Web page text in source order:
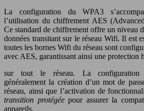
La configuration du WPA3
l’utilisation du chiffrement AES
Ce standard de chiffrement offre un niveau
données transitant sur le réseau Wifi. Il est
toutes les bornes Wifi du réseau sont
avec AES, garantissant ainsi une protection
sur tout le réseau. La
généralement la création d’un mot de
réseau, ainsi que l’activation de
transition protégéepour assurer la
appareils.